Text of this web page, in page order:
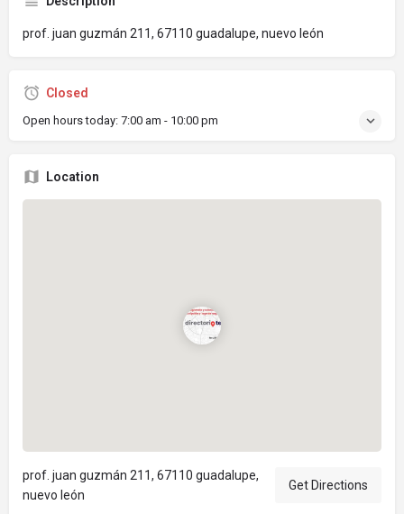
prof. juan guzmán 211, 67110 guadalupe, nuevo león
Closed
Open hours today: 7:00 am - 10:00 pm
Location
prof. juan guzmán 211, 67110 guadalupe,
nuevo león
Get Directions